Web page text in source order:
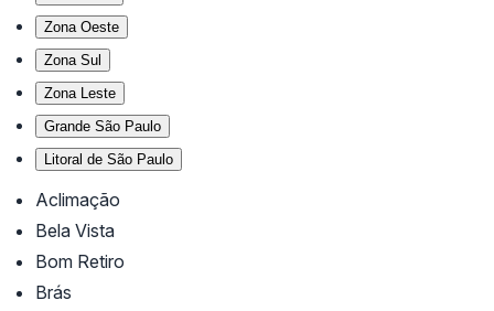
Zona Oeste
Zona Sul
Zona Leste
Grande São Paulo
Litoral de São Paulo
Aclimação
Bela Vista
Bom Retiro
Brás